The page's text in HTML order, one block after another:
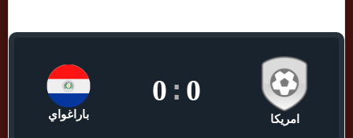
امريكا
0
:
0
باراغواي